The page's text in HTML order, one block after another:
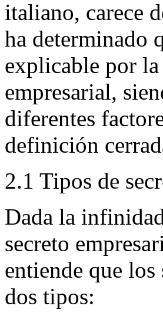
italiano, carece
ha determinado
explicable por
empresarial,
diferentes
definición
2.1 Tipos de
Dada la
secreto
entiende que los
dos tipos: